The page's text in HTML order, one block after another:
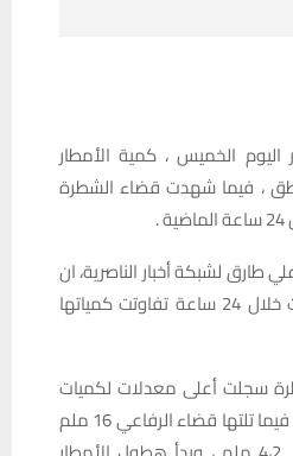
الخميس ، كمية الأمطار
، فيما شهدت قضاء الشطرة
.
طارق لشبكة أخبار الناصرية، ان
كمية الأمطار التي هطلت خلال 24 ساعة تفاوتت كمياتها
سجلت أعلى معدلات لكميات
الأمطار وبلغت 16،5 ملم، فيما تلتها قضاء الرفاعي 16 ملم